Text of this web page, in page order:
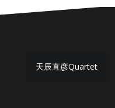
天辰直彦Quartet